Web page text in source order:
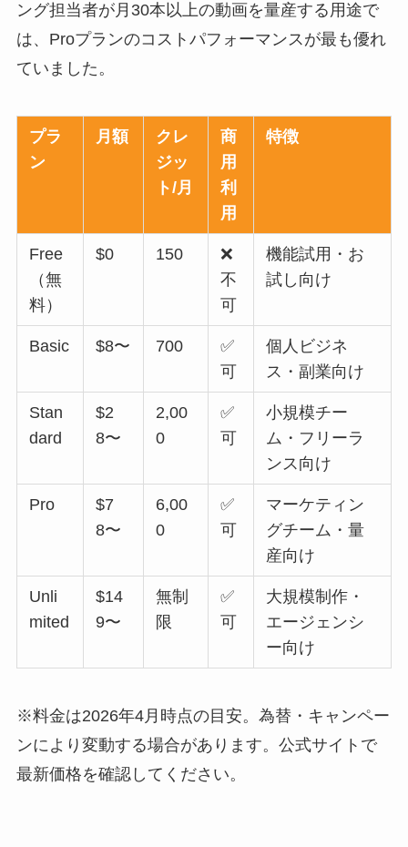
ング担当者が月30本以上の動画を量産する用途で
は、Proプランのコストパフォーマンスが最も優れ
ていました。
プラ
ン
月額
クレ
ジッ
ト/月
商
用
利
用
特徴
Free
（無
料）
$0 150
❌
不
可
機能試用・お
試し向け
Basic $8〜 700
✅
可
個人ビジネ
ス・副業向け
Stan
dard
$2
8〜
2,00
0
✅
可
小規模チー
ム・フリーラ
ンス向け
Pro
$7
8〜
6,00
0
✅
可
マーケティン
グチーム・量
産向け
Unli
mited
$14
9〜
無制
限
✅
可
大規模制作・
エージェンシ
ー向け
※料金は2026年4月時点の目安。為替・キャンペー
ンにより変動する場合があります。公式サイトで
最新価格を確認してください。